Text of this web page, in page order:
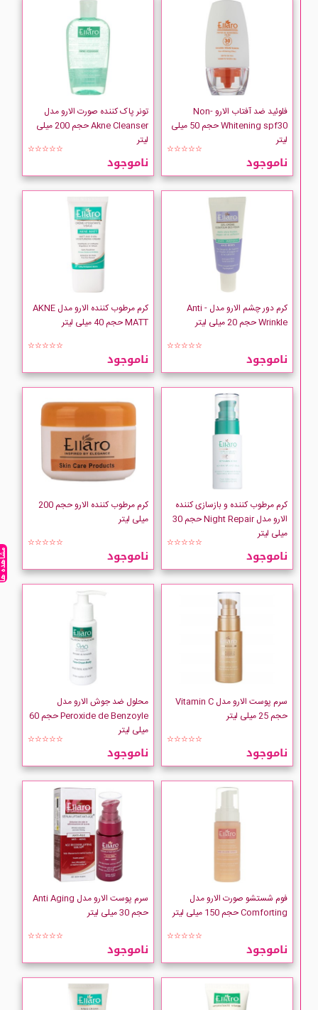
فلوئید ضد آفتاب الارو Non-
Whitening spf30 حجم 50 میلی
لیتر
☆☆☆☆☆
ناموجود
تونر پاک کننده صورت الارو مدل
Akne Cleanser حجم 200 میلی
لیتر
☆☆☆☆☆
ناموجود
کرم دور چشم الارو مدل Anti -
Wrinkle حجم 20 میلی لیتر
☆☆☆☆☆
ناموجود
کرم مرطوب کننده الارو مدل AKNE
MATT حجم 40 میلی لیتر
☆☆☆☆☆
ناموجود
کرم مرطوب کننده و بازسازی کننده
الارو مدل Night Repair حجم 30
میلی لیتر
☆☆☆☆☆
ناموجود
کرم مرطوب کننده الارو حجم 200
میلی لیتر
☆☆☆☆☆
ناموجود
سرم پوست الارو مدل Vitamin C
حجم 25 میلی لیتر
☆☆☆☆☆
ناموجود
محلول ضد جوش الارو مدل
Peroxide de Benzoyle حجم 60
میلی لیتر
☆☆☆☆☆
ناموجود
فوم شستشو صورت الارو مدل
Comforting حجم 150 میلی لیتر
☆☆☆☆☆
ناموجود
سرم پوست الارو مدل Anti Aging
حجم 30 میلی لیتر
☆☆☆☆☆
ناموجود